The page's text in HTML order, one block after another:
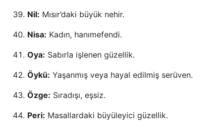
Nil: Mısır’daki büyük nehir.
Nisa: Kadın, hanımefendi.
Oya: Sabırla işlenen güzellik.
Öykü: Yaşanmış veya hayal edilmiş serüven.
Özge: Sıradışı, eşsiz.
Peri: Masallardaki büyüleyici güzellik.